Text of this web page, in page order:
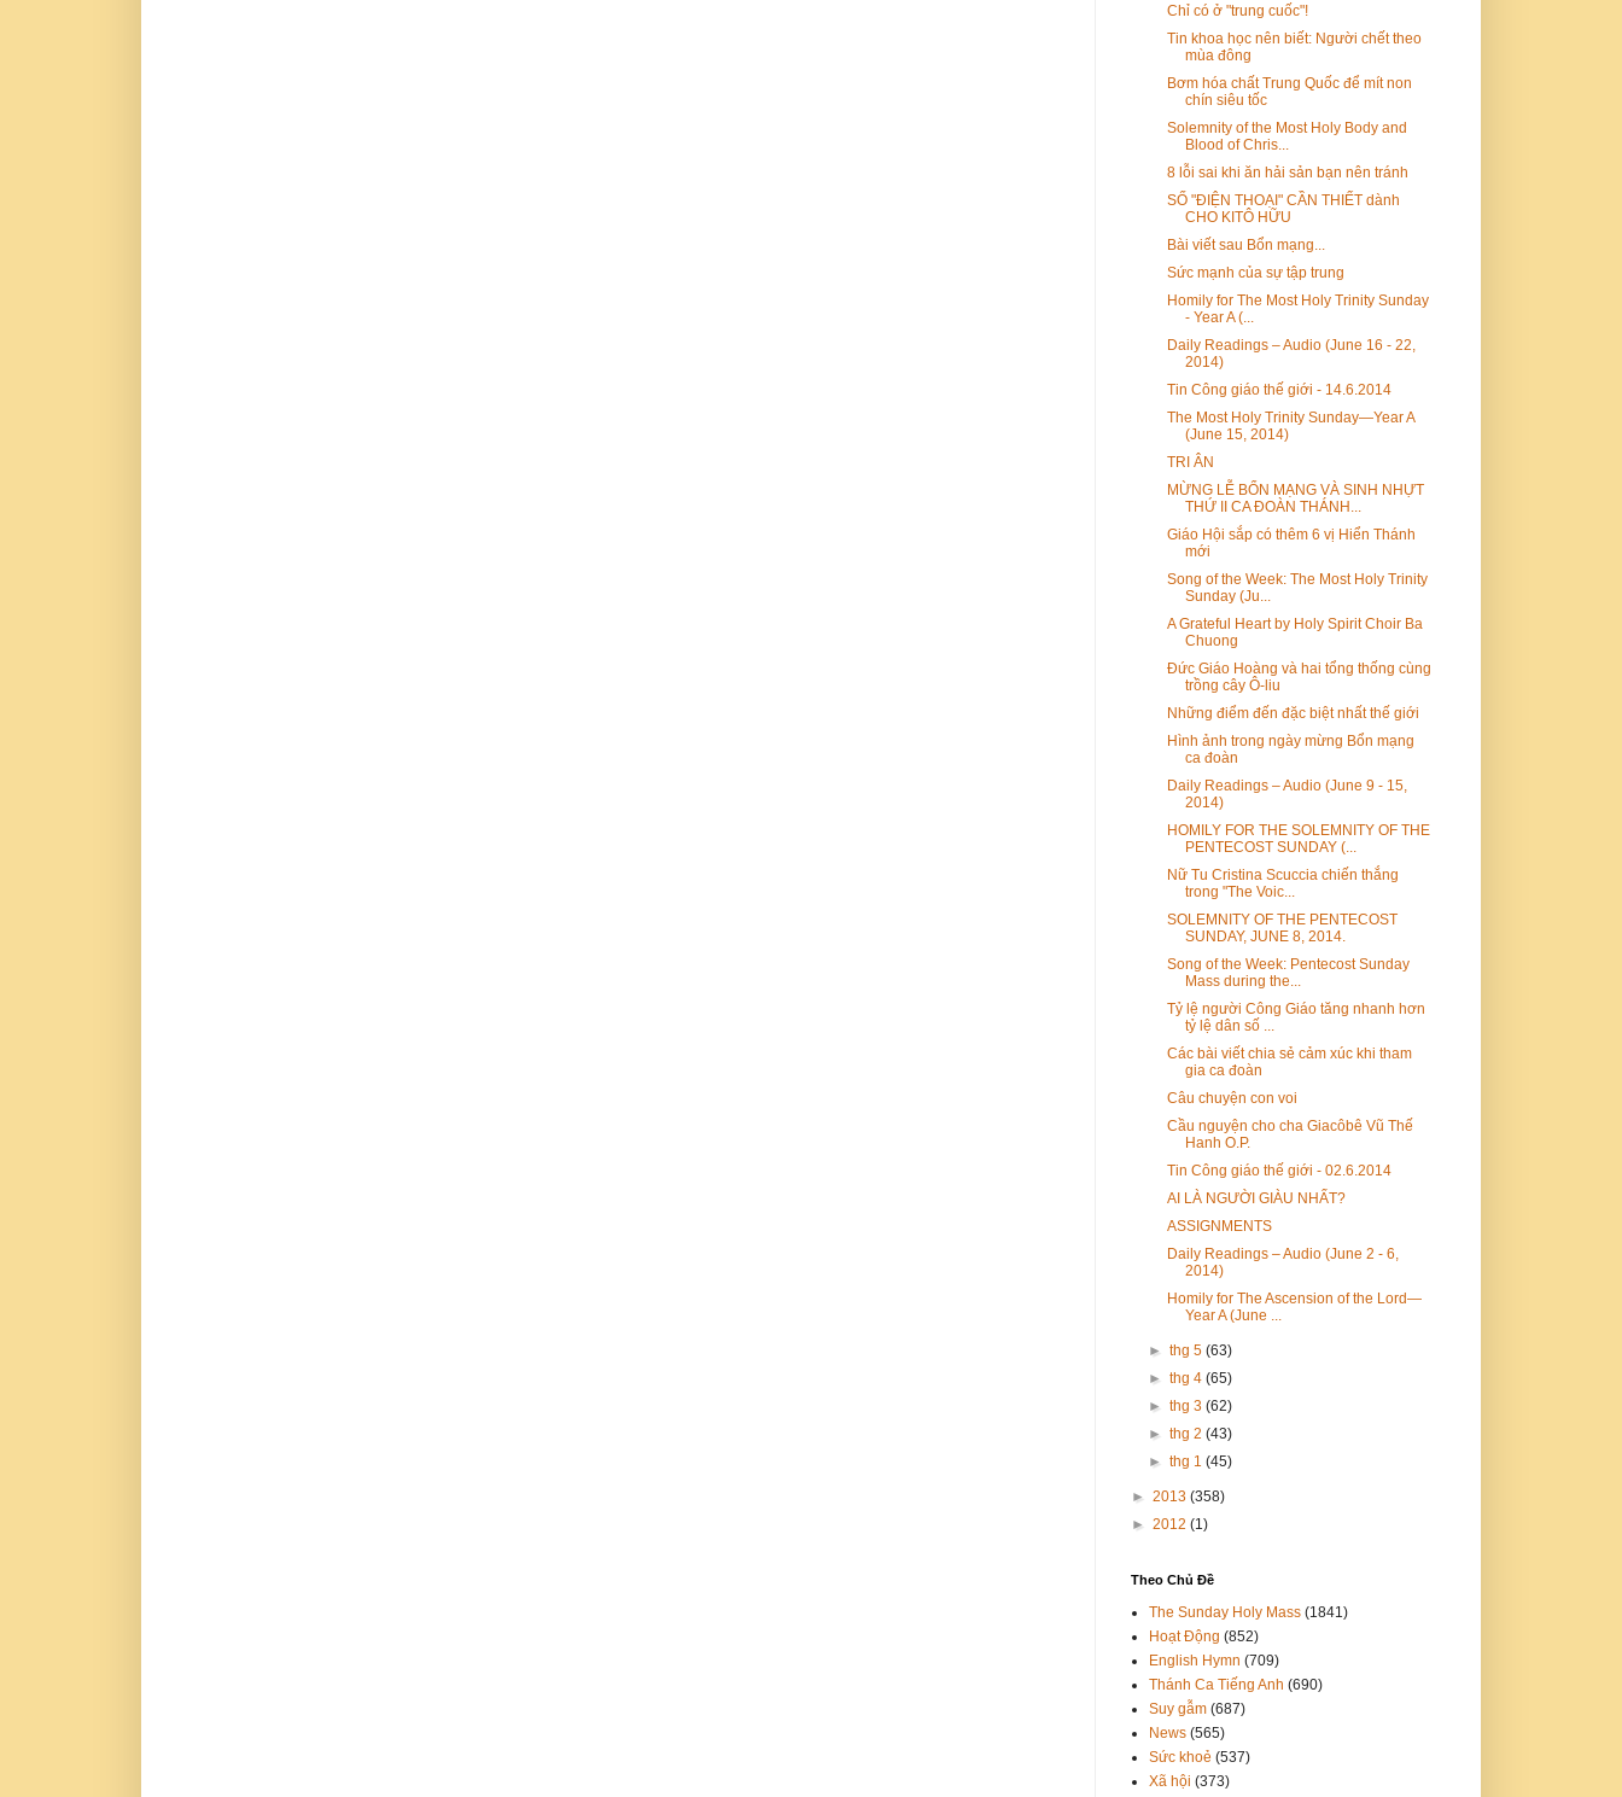
Chỉ có ở "trung cuốc"!
Tin khoa học nên biết: Người chết theo
mùa đông
Bơm hóa chất Trung Quốc để mít non
chín siêu tốc
Solemnity of the Most Holy Body and
Blood of Chris...
8 lỗi sai khi ăn hải sản bạn nên tránh
SỐ "ĐIỆN THOẠI" CẦN THIẾT dành
CHO KITÔ HỮU
Bài viết sau Bổn mạng...
Sức mạnh của sự tập trung
Homily for The Most Holy Trinity Sunday
- Year A (...
Daily Readings – Audio (June 16 - 22,
2014)
Tin Công giáo thế giới - 14.6.2014
The Most Holy Trinity Sunday—Year A
(June 15, 2014)
TRI ÂN
MỪNG LỄ BỔN MẠNG VÀ SINH NHỰT
THỨ II CA ĐOÀN THÁNH...
Giáo Hội sắp có thêm 6 vị Hiển Thánh
mới
Song of the Week: The Most Holy Trinity
Sunday (Ju...
A Grateful Heart by Holy Spirit Choir Ba
Chuong
Đức Giáo Hoàng và hai tổng thống cùng
trồng cây Ô-liu
Những điểm đến đặc biệt nhất thế giới
Hình ảnh trong ngày mừng Bổn mạng
ca đoàn
Daily Readings – Audio (June 9 - 15,
2014)
HOMILY FOR THE SOLEMNITY OF THE
PENTECOST SUNDAY (...
Nữ Tu Cristina Scuccia chiến thắng
trong "The Voic...
SOLEMNITY OF THE PENTECOST
SUNDAY, JUNE 8, 2014.
Song of the Week: Pentecost Sunday
Mass during the...
Tỷ lệ người Công Giáo tăng nhanh hơn
tỷ lệ dân số ...
Các bài viết chia sẻ cảm xúc khi tham
gia ca đoàn
Câu chuyện con voi
Cầu nguyện cho cha Giacôbê Vũ Thế
Hanh O.P.
Tin Công giáo thế giới - 02.6.2014
AI LÀ NGƯỜI GIÀU NHẤT?
ASSIGNMENTS
Daily Readings – Audio (June 2 - 6,
2014)
Homily for The Ascension of the Lord—
Year A (June ...
►thg 5(63)
►thg 4(65)
►thg 3(62)
►thg 2(43)
►thg 1(45)
► 2013 (358)
► 2012 (1)
Theo Chủ Đề
The Sunday Holy Mass (1841)
Hoạt Động (852)
English Hymn (709)
Thánh Ca Tiếng Anh (690)
Suy gẫm (687)
News (565)
Sức khoẻ (537)
Xã hội (373)